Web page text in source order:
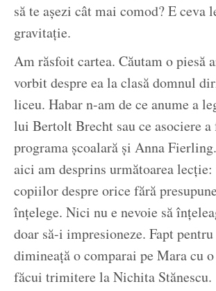
să te aşezi cât mai comod? E ceva
gravitaţie.
Am răsfoit cartea. Căutam o piesă
vorbit despre ea la clasă domnul
liceu. Habar n-am de ce anume a
lui Bertolt Brecht sau ce asociere
programa şcoalară şi Anna
aici am desprins următoarea
copiilor despre orice fără
înţelege. Nici nu e nevoie să
doar să-i impresioneze. Fapt
dimineaţă o comparai pe Mara cu
făcui trimitere la Nichita Stănescu.